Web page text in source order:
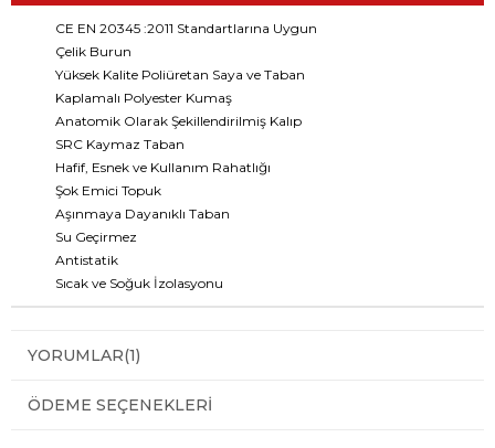
CE EN 20345 :2011 Standartlarına Uygun
Çelik Burun
Yüksek Kalite Poliüretan Saya ve Taban
Kaplamalı Polyester Kumaş
Anatomik Olarak Şekillendirilmiş Kalıp
SRC Kaymaz Taban
Hafif, Esnek ve Kullanım Rahatlığı
Şok Emici Topuk
Aşınmaya Dayanıklı Taban
Su Geçirmez
Antistatik
Sıcak ve Soğuk İzolasyonu
YORUMLAR(1)
ÖDEME SEÇENEKLERI